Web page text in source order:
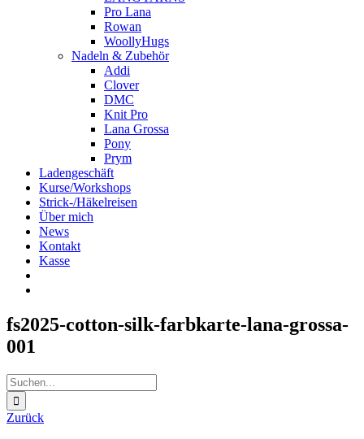
Pro Lana
Rowan
WoollyHugs
Nadeln & Zubehör
Addi
Clover
DMC
Knit Pro
Lana Grossa
Pony
Prym
Ladengeschäft
Kurse/Workshops
Strick-/Häkelreisen
Über mich
News
Kontakt
Kasse
fs2025-cotton-silk-farbkarte-lana-grossa-
001
Suche
nach:
Zurück